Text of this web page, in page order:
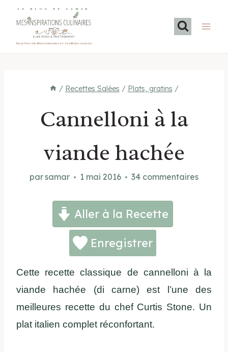
LE BLOG DE SAMAR
Recettes méditerranéennes et familiales maison
/ Recettes Salées / Plats, gratins /
Cannelloni à la
viande hachée
parsamar 1 mai 2016 34 commentaires
Aller à la Recette
Enregistrer
Cette recette classique de cannelloni à la
viande hachée (di carne) est l’une des
meilleures recette du chef Curtis Stone. Un
plat italien complet réconfortant.